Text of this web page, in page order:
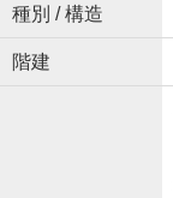
種別 / 構造
階建